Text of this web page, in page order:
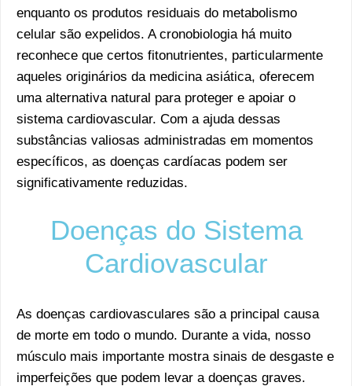
enquanto os produtos residuais do metabolismo
celular são expelidos. A cronobiologia há muito
reconhece que certos fitonutrientes, particularmente
aqueles originários da medicina asiática, oferecem
uma alternativa natural para proteger e apoiar o
sistema cardiovascular. Com a ajuda dessas
substâncias valiosas administradas em momentos
específicos, as doenças cardíacas podem ser
significativamente reduzidas.
Doenças do Sistema
Cardiovascular
As doenças cardiovasculares são a principal causa
de morte em todo o mundo. Durante a vida, nosso
músculo mais importante mostra sinais de desgaste e
imperfeições que podem levar a doenças graves.